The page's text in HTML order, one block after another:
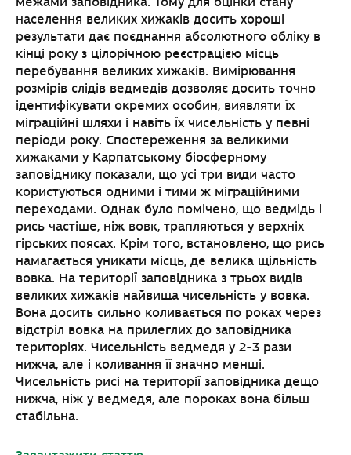
населення великих хижаків досить хороші
результати дає поєднання абсолютного обліку в
кінці року з цілорічною реєстрацією місць
перебування великих хижаків. Вимірювання
розмірів слідів ведмедів дозволяє досить точно
ідентифікувати окремих особин, виявляти їх
міграційні шляхи і навіть їх чисельність у певні
періоди року. Спостереження за великими
хижаками у Карпатському біосферному
заповіднику показали, що усі три види часто
користуються одними і тими ж міграційними
переходами. Однак було помічено, що ведмідь і
рись частіше, ніж вовк, трапляються у верхніх
гірських поясах. Крім того, встановлено, що рись
намагається уникати місць, де велика щільність
вовка. На території заповідника з трьох видів
великих хижаків найвища чисельність у вовка.
Вона досить сильно коливається по роках через
відстріл вовка на прилеглих до заповідника
територіях. Чисельність ведмедя у 2-3 рази
нижча, але і коливання її значно менші.
Чисельність рисі на території заповідника дещо
нижча, ніж у ведмедя, але пороках вона більш
стабільна.